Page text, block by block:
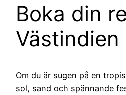
Boka din
Västindien
Om du är sugen på en
sol, sand och spännande